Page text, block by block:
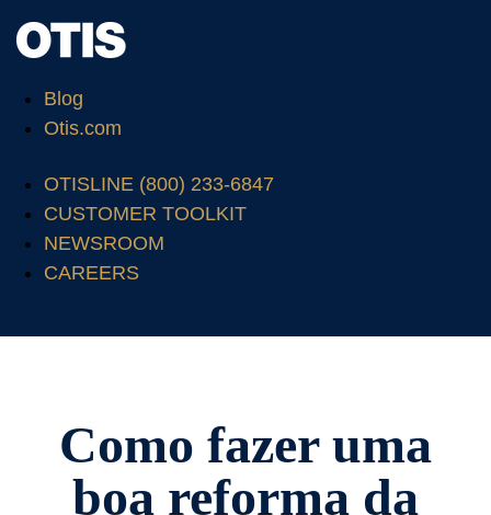
Blog
Otis.com
OTISLINE (800) 233-6847
CUSTOMER TOOLKIT
NEWSROOM
CAREERS
Como fazer uma
boa reforma da